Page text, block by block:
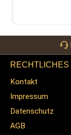
RECHTLICHES
Kontakt
Impressum
Datenschutz
AGB